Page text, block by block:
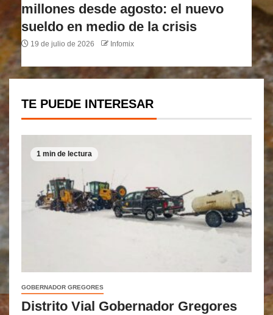
millones desde agosto: el nuevo
sueldo en medio de la crisis
19 de julio de 2026 Infomix
TE PUEDE INTERESAR
1 min de lectura
GOBERNADOR GREGORES
Distrito Vial Gobernador Gregores